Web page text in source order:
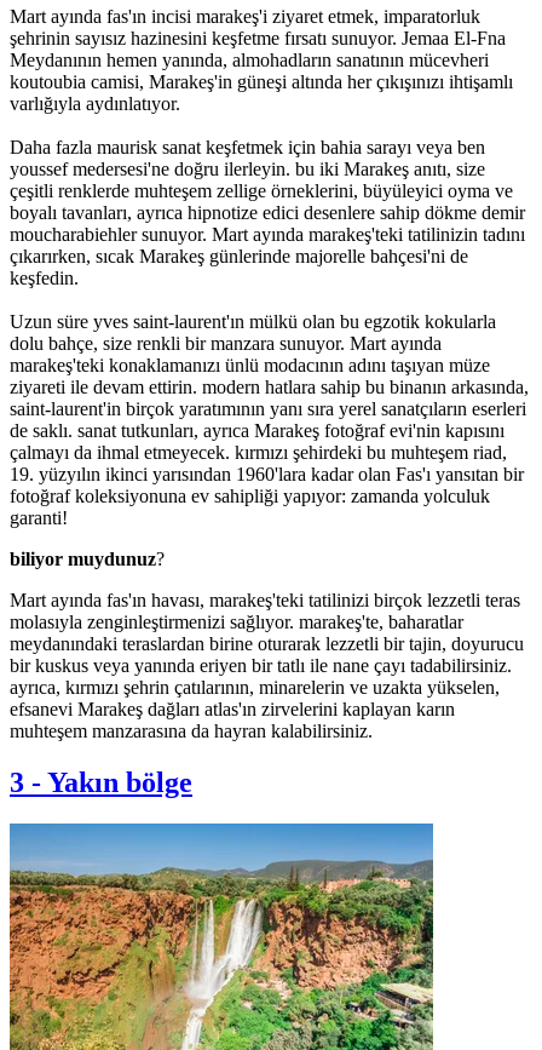
Mart ayında fas'ın incisi marakeş'i ziyaret etmek, imparatorluk
şehrinin sayısız hazinesini keşfetme fırsatı sunuyor. Jemaa El-Fna
Meydanının hemen yanında, almohadların sanatının mücevheri
koutoubia camisi, Marakeş'in güneşi altında her çıkışınızı ihtişamlı
varlığıyla aydınlatıyor.
Daha fazla maurisk sanat keşfetmek için bahia sarayı veya ben
youssef medersesi'ne doğru ilerleyin. bu iki Marakeş anıtı, size
çeşitli renklerde muhteşem zellige örneklerini, büyüleyici oyma ve
boyalı tavanları, ayrıca hipnotize edici desenlere sahip dökme demir
moucharabiehler sunuyor. Mart ayında marakeş'teki tatilinizin tadını
çıkarırken, sıcak Marakeş günlerinde majorelle bahçesi'ni de
keşfedin.
Uzun süre yves saint-laurent'ın mülkü olan bu egzotik kokularla
dolu bahçe, size renkli bir manzara sunuyor. Mart ayında
marakeş'teki konaklamanızı ünlü modacının adını taşıyan müze
ziyareti ile devam ettirin. modern hatlara sahip bu binanın arkasında,
saint-laurent'in birçok yaratımının yanı sıra yerel sanatçıların eserleri
de saklı. sanat tutkunları, ayrıca Marakeş fotoğraf evi'nin kapısını
çalmayı da ihmal etmeyecek. kırmızı şehirdeki bu muhteşem riad,
19. yüzyılın ikinci yarısından 1960'lara kadar olan Fas'ı yansıtan bir
fotoğraf koleksiyonuna ev sahipliği yapıyor: zamanda yolculuk
garanti!
biliyor muydunuz?
Mart ayında fas'ın havası, marakeş'teki tatilinizi birçok lezzetli teras
molasıyla zenginleştirmenizi sağlıyor. marakeş'te, baharatlar
meydanındaki teraslardan birine oturarak lezzetli bir tajin, doyurucu
bir kuskus veya yanında eriyen bir tatlı ile nane çayı tadabilirsiniz.
ayrıca, kırmızı şehrin çatılarının, minarelerin ve uzakta yükselen,
efsanevi Marakeş dağları atlas'ın zirvelerini kaplayan karın
muhteşem manzarasına da hayran kalabilirsiniz.
3 -Yakın bölge